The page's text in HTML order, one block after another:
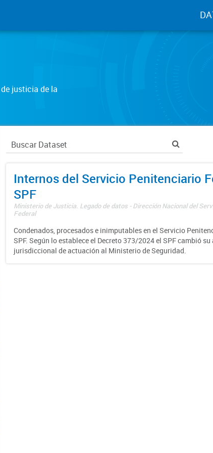
justicia de la
Internos del Servicio Penitenciario
SPF
Ministerio de Justicia. Legado de datos - Dirección Nacional del
Federal
Condenados, procesados e inimputables en el Servicio
SPF. Según lo establece el Decreto 373/2024 el SPF cambió
jurisdiccional de actuación al Ministerio de Seguridad.